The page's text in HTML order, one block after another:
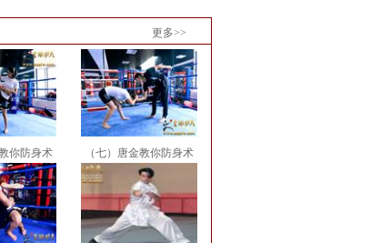
更多>>
你防身术 （七）唐金教你防身术